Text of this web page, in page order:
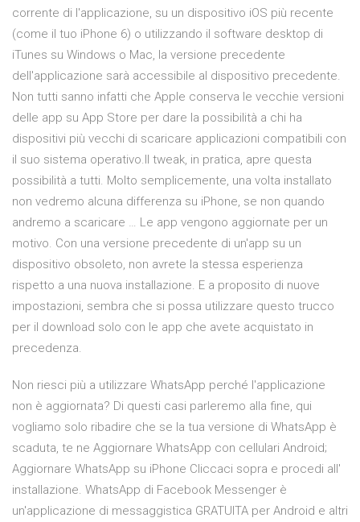
corrente di l'applicazione, su un dispositivo iOS più recente
(come il tuo iPhone 6) o utilizzando il software desktop di
iTunes su Windows o Mac, la versione precedente
dell'applicazione sarà accessibile al dispositivo precedente.
Non tutti sanno infatti che Apple conserva le vecchie versioni
delle app su App Store per dare la possibilità a chi ha
dispositivi più vecchi di scaricare applicazioni compatibili con
il suo sistema operativo.Il tweak, in pratica, apre questa
possibilità a tutti. Molto semplicemente, una volta installato
non vedremo alcuna differenza su iPhone, se non quando
andremo a scaricare … Le app vengono aggiornate per un
motivo. Con una versione precedente di un'app su un
dispositivo obsoleto, non avrete la stessa esperienza
rispetto a una nuova installazione. E a proposito di nuove
impostazioni, sembra che si possa utilizzare questo trucco
per il download solo con le app che avete acquistato in
precedenza.
Non riesci più a utilizzare WhatsApp perché l'applicazione
non è aggiornata? Di questi casi parleremo alla fine, qui
vogliamo solo ribadire che se la tua versione di WhatsApp è
scaduta, te ne Aggiornare WhatsApp con cellulari Android;
Aggiornare WhatsApp su iPhone Cliccaci sopra e procedi all'
installazione. WhatsApp di Facebook Messenger è
un'applicazione di messaggistica GRATUITA per Android e altri